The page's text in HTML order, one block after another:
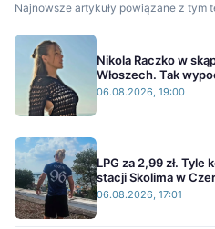
Najnowsze artykuły powiązane z tym
Nikola Raczko w
Włoszech. Tak
06.08.2026, 19:00
LPG za 2,99 zł.
stacji Skolima w
06.08.2026, 17:01